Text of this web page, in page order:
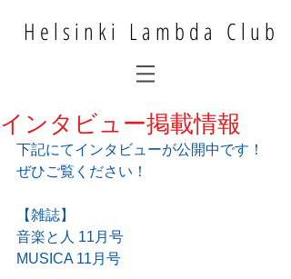
Helsinki Lambda Club
インタビュー掲載情報
下記にてインタビューが公開中です！
ぜひご覧ください！
【雑誌】
音楽と人 11月号
MUSICA 11月号